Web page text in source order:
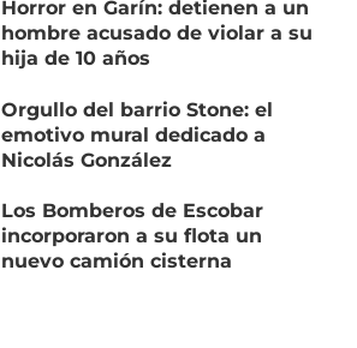
Horror en Garín: detienen a un
hombre acusado de violar a su
hija de 10 años
Orgullo del barrio Stone: el
emotivo mural dedicado a
Nicolás González
Los Bomberos de Escobar
incorporaron a su flota un
nuevo camión cisterna